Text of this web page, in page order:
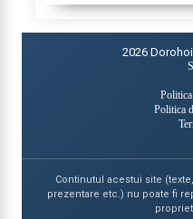
2026
Politica
Continutul acestui site
prezentare etc.) nu poate fi